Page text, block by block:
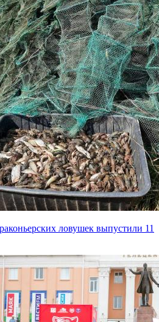
ловушек выпустили 11